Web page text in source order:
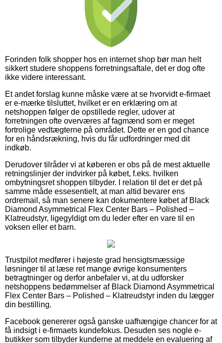
Forinden folk shopper hos en internet shop bør man helt
sikkert studere shoppens forretningsaftale, det er dog ofte
ikke videre interessant.
Et andet forslag kunne måske være at se hvorvidt e-firmaet
er e-mærke tilsluttet, hvilket er en erklæring om at
netshoppen følger de opstillede regler, udover at
forretningen ofte overværes af fagmænd som er meget
fortrolige vedtægterne på området. Dette er en god chance
for en håndsrækning, hvis du får udfordringer med dit
indkøb.
Derudover tilråder vi at køberen er obs på de mest aktuelle
retningslinjer der indvirker på købet, f.eks. hvilken
ombytningsret shoppen tilbyder. I relation til det er det på
samme måde essesentielt, at man altid bevarer ens
ordremail, så man senere kan dokumentere købet af Black
Diamond Asymmetrical Flex Center Bars – Polished –
Klatreudstyr, ligegyldigt om du leder efter en vare til en
voksen eller et barn.
Trustpilot medfører i højeste grad hensigtsmæssige
løsninger til at læse ret mange øvrige konsumenters
betragtninger og derfor anbefaler vi, at du udforsker
netshoppens bedømmelser af Black Diamond Asymmetrical
Flex Center Bars – Polished – Klatreudstyr inden du lægger
din bestilling.
Facebook genererer også ganske uafhængige chancer for at
få indsigt i e-firmaets kundefokus. Desuden ses nogle e-
butikker som tilbyder kunderne at meddele en evaluering af